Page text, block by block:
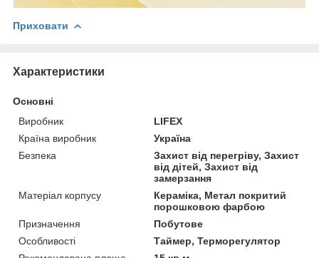
Приховати
Характеристики
Основні
Виробник
LIFEX
Країна виробник
Україна
Безпека
Захист від перегріву, Захист
від дітей, Захист від
замерзання
Матеріал корпусу
Кераміка, Метал покритий
порошковою фарбою
Призначення
Побутове
Особливості
Таймер, Терморегулятор